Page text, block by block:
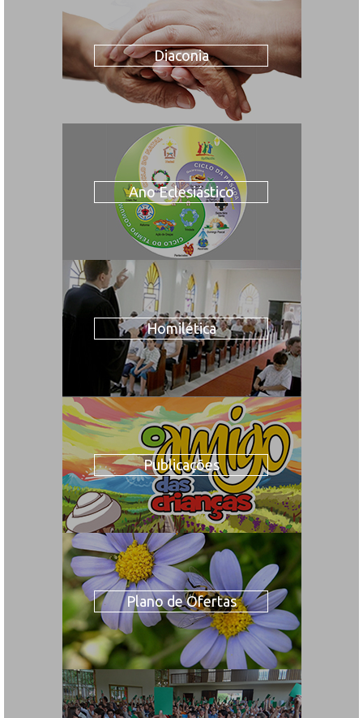
Diaconia
Ano Eclesiástico
Homilética
Publicações
Plano de Ofertas